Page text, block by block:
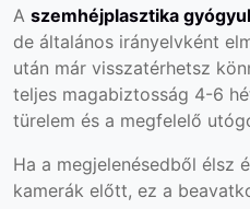
A szemhéjplasztika
de általános irányelvként
után már visszatérhetsz
teljes magabiztosság 4-6
türelem és a megfelelő
Ha a megjelenésedből élsz
kamerák előtt, ez a